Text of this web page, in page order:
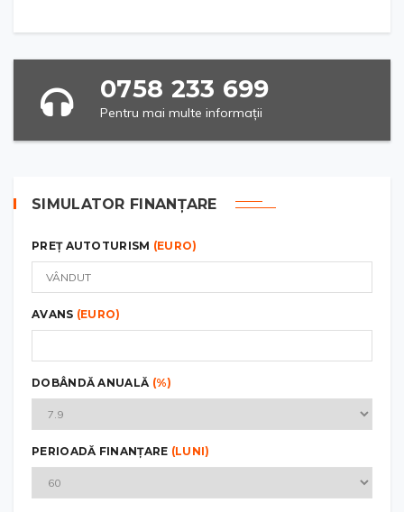
0758 233 699
Pentru mai multe informații
SIMULATOR FINANȚARE
PREȚ AUTOTURISM (EURO)
AVANS (EURO)
DOBÂNDĂ ANUALĂ (%)
PERIOADĂ FINANȚARE (LUNI)